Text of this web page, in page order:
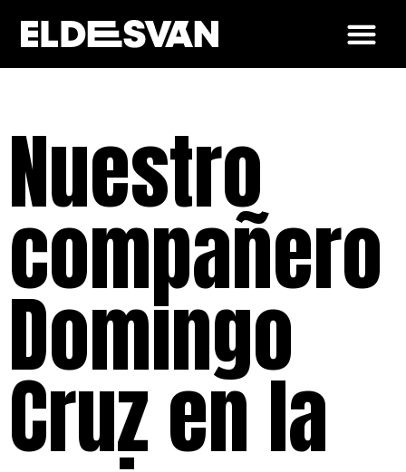
Nuestro
compañero
Domingo
Cruz en la